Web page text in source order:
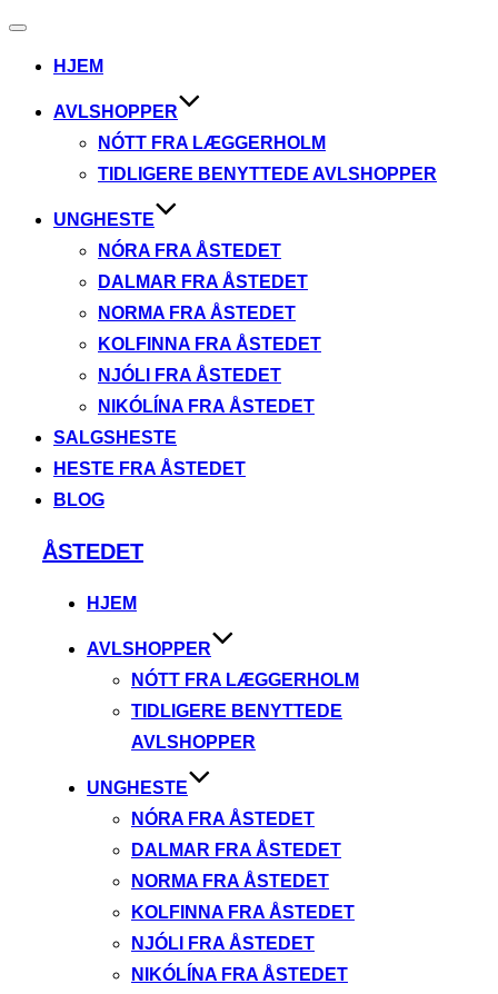
Slå
til/fra
HJEM
AVLSHOPPER
NÓTT FRA LÆGGERHOLM
TIDLIGERE BENYTTEDE AVLSHOPPER
UNGHESTE
NÓRA FRA ÅSTEDET
DALMAR FRA ÅSTEDET
NORMA FRA ÅSTEDET
KOLFINNA FRA ÅSTEDET
NJÓLI FRA ÅSTEDET
NIKÓLÍNA FRA ÅSTEDET
SALGSHESTE
HESTE FRA ÅSTEDET
BLOG
VidereÅSTEDET
HJEM
AVLSHOPPER
NÓTT FRA LÆGGERHOLM
TIDLIGERE BENYTTEDE
AVLSHOPPER
UNGHESTE
NÓRA FRA ÅSTEDET
DALMAR FRA ÅSTEDET
NORMA FRA ÅSTEDET
KOLFINNA FRA ÅSTEDET
NJÓLI FRA ÅSTEDET
NIKÓLÍNA FRA ÅSTEDET